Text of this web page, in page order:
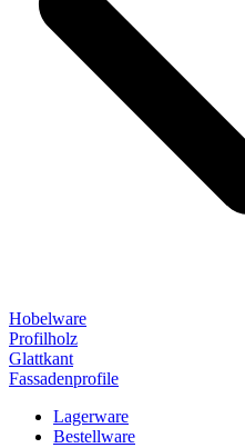
Hobelware
Profilholz
Glattkant
Fassadenprofile
Lagerware
Bestellware